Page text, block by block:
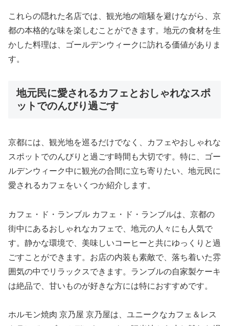
これらの隠れた名店では、観光地の喧騒を避けながら、京
都の本格的な味を楽しむことができます。地元の食材を生
かした料理は、ゴールデンウィークに訪れる価値がありま
す。
地元民に愛されるカフェとおしゃれなスポ
ットでのんびり過ごす
京都には、観光地を巡るだけでなく、カフェやおしゃれな
スポットでのんびりと過ごす時間も大切です。特に、ゴー
ルデンウィーク中に観光の合間に立ち寄りたい、地元民に
愛されるカフェをいくつか紹介します。
カフェ・ド・ランブル カフェ・ド・ランブルは、京都の
街中にあるおしゃれなカフェで、地元の人々にも人気で
す。静かな環境で、美味しいコーヒーと共にゆっくりと過
ごすことができます。お店の内装も素敵で、落ち着いた雰
囲気の中でリラックスできます。ランブルの自家製ケーキ
は絶品で、甘いものが好きな方には特におすすめです。
ホルモン焼肉 京乃屋 京乃屋は、ユニークなカフェ＆レス